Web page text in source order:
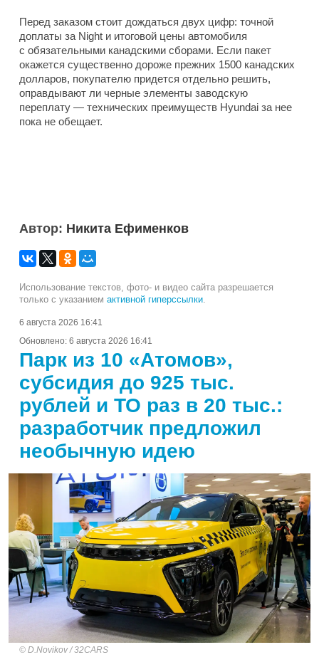
Перед заказом стоит дождаться двух цифр: точной
доплаты за Night и итоговой цены автомобиля
с обязательными канадскими сборами. Если пакет
окажется существенно дороже прежних 1500 канадских
долларов, покупателю придется отдельно решить,
оправдывают ли черные элементы заводскую
переплату — технических преимуществ Hyundai за нее
пока не обещает.
Автор: Никита Ефименков
Использование текстов, фото- и видео сайта разрешается
только с указанием активной гиперссылки
6 августа 2026 16:41
Обновлено: 6 августа 2026 16:41
Парк из 10 «Атомов»,
субсидия до 925 тыс.
рублей и ТО раз в 20 тыс.:
разработчик предложил
необычную идею
D.Novikov / 32CARS